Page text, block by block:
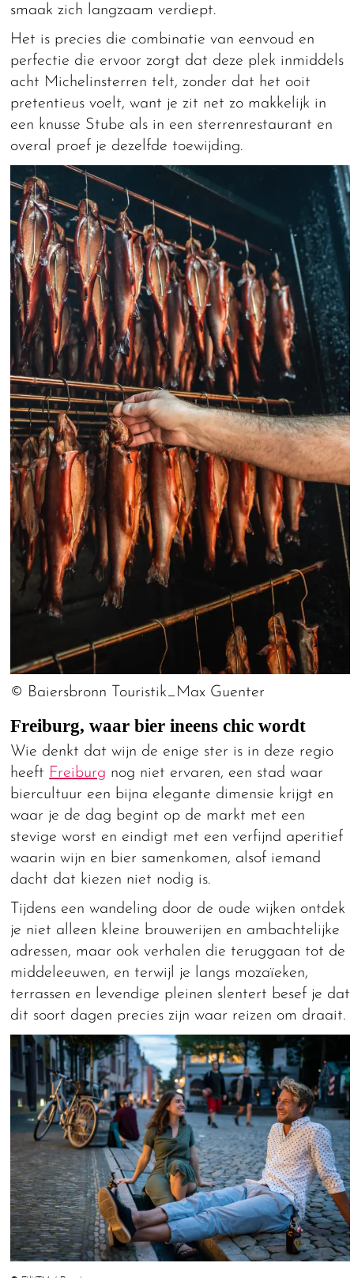
smaak zich langzaam verdiept.
Het is precies die combinatie van eenvoud en
perfectie die ervoor zorgt dat deze plek inmiddels
acht Michelinsterren telt, zonder dat het ooit
pretentieus voelt, want je zit net zo makkelijk in
een knusse Stube als in een sterrenrestaurant en
overal proef je dezelfde toewijding.
© Baiersbronn Touristik_Max Guenter
Freiburg, waar bier ineens chic wordt
Wie denkt dat wijn de enige ster is in deze regio
heeft Freiburg nog niet ervaren, een stad waar
biercultuur een bijna elegante dimensie krijgt en
waar je de dag begint op de markt met een
stevige worst en eindigt met een verfijnd aperitief
waarin wijn en bier samenkomen, alsof iemand
dacht dat kiezen niet nodig is.
Tijdens een wandeling door de oude wijken ontdek
je niet alleen kleine brouwerijen en ambachtelijke
adressen, maar ook verhalen die teruggaan tot de
middeleeuwen, en terwijl je langs mozaïeken,
terrassen en levendige pleinen slentert besef je dat
dit soort dagen precies zijn waar reizen om draait.